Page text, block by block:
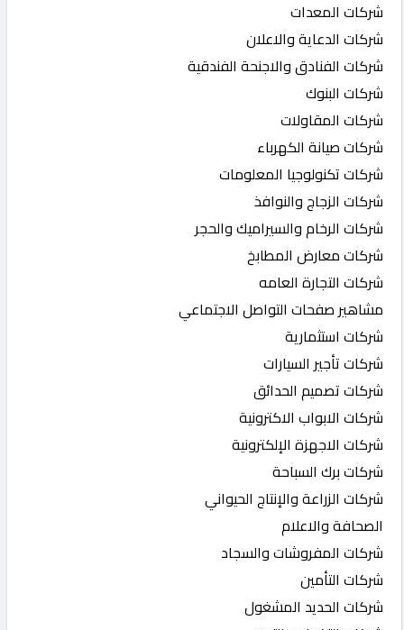
شركات المعدات
شركات الدعاية والاعلان
شركات الفنادق والاجنحة الفندقية
شركات البنوك
شركات المقاولات
شركات صيانة الكهرباء
شركات تكنولوجيا المعلومات
شركات الزجاج والنوافذ
شركات الرخام والسيراميك والحجر
شركات معارض المطابخ
شركات التجارة العامه
مشاهير صفحات التواصل الاجتماعي
شركات استثمارية
شركات تأجير السيارات
شركات تصميم الحدائق
شركات الابواب الاكترونية
شركات الاجهزة الإلكترونية
شركات برك السباحة
شركات الزراعة والإنتاج الحيواني
الصحافة والاعلام
شركات المفروشات والسجاد
شركات التأمين
شركات الحديد المشغول